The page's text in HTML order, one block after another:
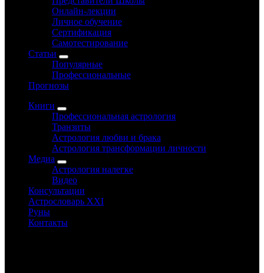
Онлайн-лекции
Личное обучение
Сертификация
Самотестирование
Статьи
Популярные
Профессиональные
Прогнозы
Книги
Профессиональная астрология
Транзиты
Астрология любви и брака
Астрология трансформации личности
Медиа
Астрология налегке
Видео
Консультации
Астрословарь XXI
Руны
Контакты